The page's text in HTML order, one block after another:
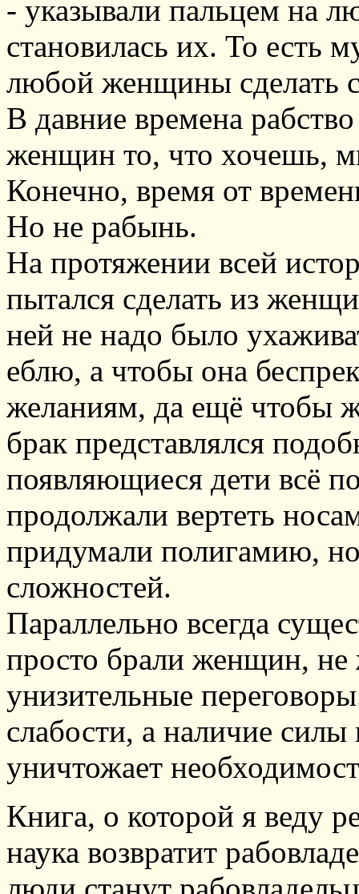
- указывали пальцем на
становилась их. То есть
любой женщины сделать
В давние времена
женщин то, что хочешь,
Конечно, время от
Но не рабынь.
На протяжении всей
пытался сделать из
ней не надо было
еблю, а чтобы она
желаниям, да ещё чтобы
брак представлялся
появляющиеся дети всё
продолжали вертеть
придумали полигамию,
сложностей.
Параллельно всегда
просто брали женщин, не
унизительные
слабости, а наличие
уничтожает
Книга, о которой я веду
наука возвратит